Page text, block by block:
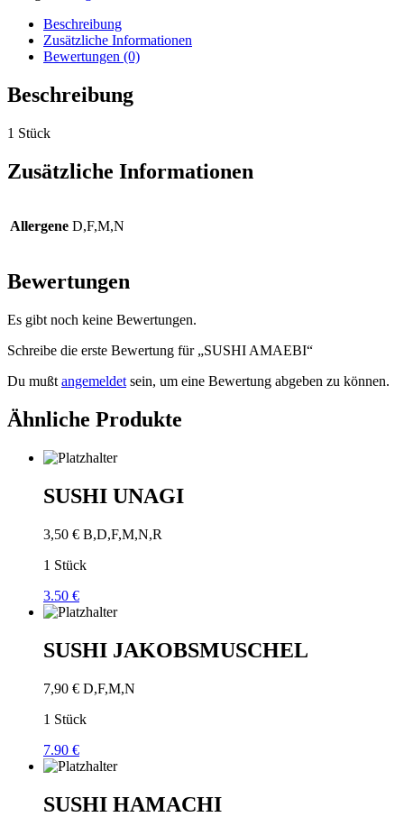
Beschreibung
Zusätzliche Informationen
Bewertungen (0)
Beschreibung
1 Stück
Zusätzliche Informationen
Allergene D,F,M,N
Bewertungen
Es gibt noch keine Bewertungen.
Schreibe die erste Bewertung für „SUSHI AMAEBI“
Du mußt angemeldet sein, um eine Bewertung abgeben zu können.
Ähnliche Produkte
SUSHI UNAGI
3,50 € B,D,F,M,N,R
1 Stück
3.50 €
SUSHI JAKOBSMUSCHEL
7,90 € D,F,M,N
1 Stück
7.90 €
SUSHI HAMACHI